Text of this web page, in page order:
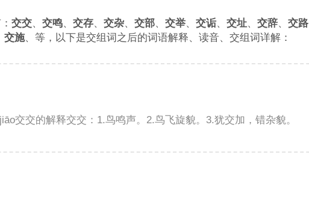
交交、 交鸣、 交存、 交杂、 交部、 交举、 交诟、 交址、 交辞、 交路
交施、等，以下是交组词之后的词语解释、读音、交组词详解：
交交的解释交交：1.鸟鸣声。2.鸟飞旋貌。3.犹交加，错杂貌。